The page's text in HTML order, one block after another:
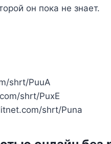
он пока не знает.
shrt/PuuA
shrt/PuxE
shrt/Puna